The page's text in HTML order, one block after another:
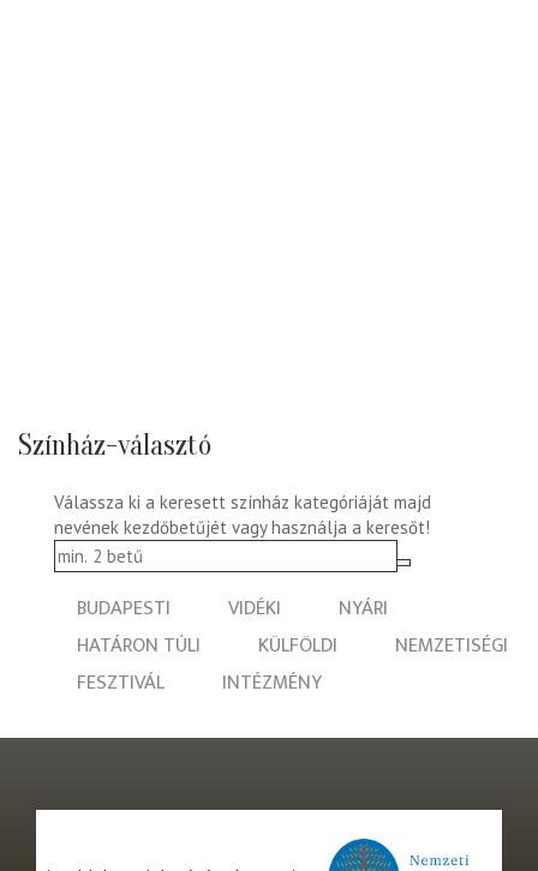
Színház-választó
Válassza ki a keresett színház kategóriáját majd
nevének kezdőbetűjét vagy használja a keresőt!
BUDAPESTI VIDÉKI
NYÁRI
HATÁRON TÚLI
KÜLFÖLDI
NEMZETISÉGI
FESZTIVÁL
INTÉZMÉNY